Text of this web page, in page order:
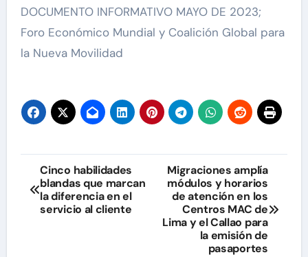
DOCUMENTO INFORMATIVO MAYO DE 2023;
Foro Económico Mundial y Coalición Global para
la Nueva Movilidad
Navegación
de
Cinco habilidades
blandas que marcan
la diferencia en el
servicio al cliente
Migraciones amplía
módulos y horarios
de atención en los
Centros MAC de
Lima y el Callao para
la emisión de
pasaportes